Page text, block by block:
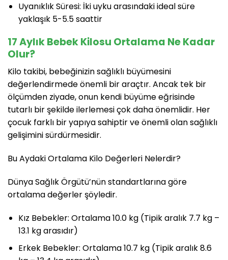
Uyanıklık Süresi: İki uyku arasındaki ideal süre
yaklaşık 5-5.5 saattir
17 Aylık Bebek Kilosu Ortalama Ne Kadar
Olur?
Kilo takibi, bebeğinizin sağlıklı büyümesini
değerlendirmede önemli bir araçtır. Ancak tek bir
ölçümden ziyade, onun kendi büyüme eğrisinde
tutarlı bir şekilde ilerlemesi çok daha önemlidir. Her
çocuk farklı bir yapıya sahiptir ve önemli olan sağlıklı
gelişimini sürdürmesidir.
Bu Aydaki Ortalama Kilo Değerleri Nelerdir?
Dünya Sağlık Örgütü’nün standartlarına göre
ortalama değerler şöyledir.
Kız Bebekler: Ortalama 10.0 kg (Tipik aralık 7.7 kg –
13.1 kg arasıdır)
Erkek Bebekler: Ortalama 10.7 kg (Tipik aralık 8.6